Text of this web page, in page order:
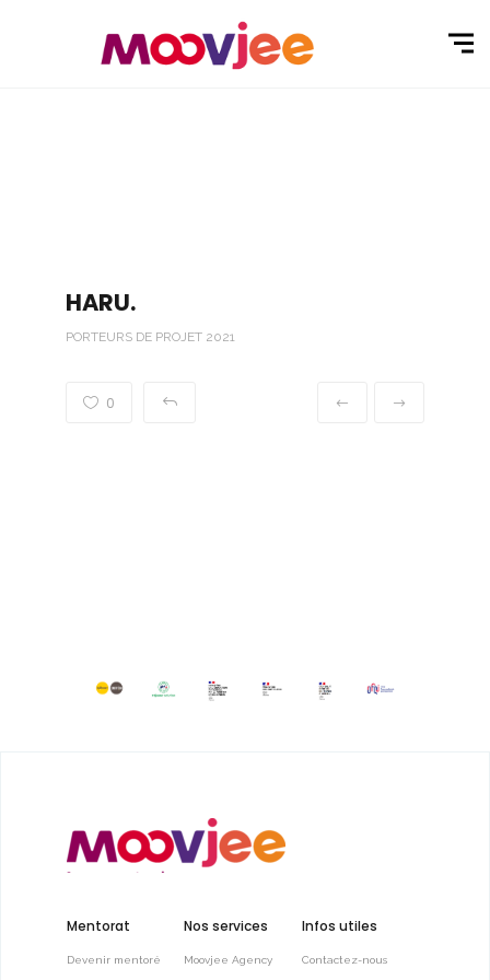
HARU.
PORTEURS DE PROJET 2021
0
Mentorat
Devenir mentoré
Nos services
Moovjee Agency
Infos utiles
Contactez-nous